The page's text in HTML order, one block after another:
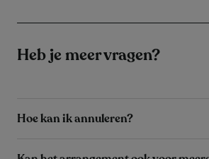
Heb je meer vragen?
Hoe kan ik annuleren?